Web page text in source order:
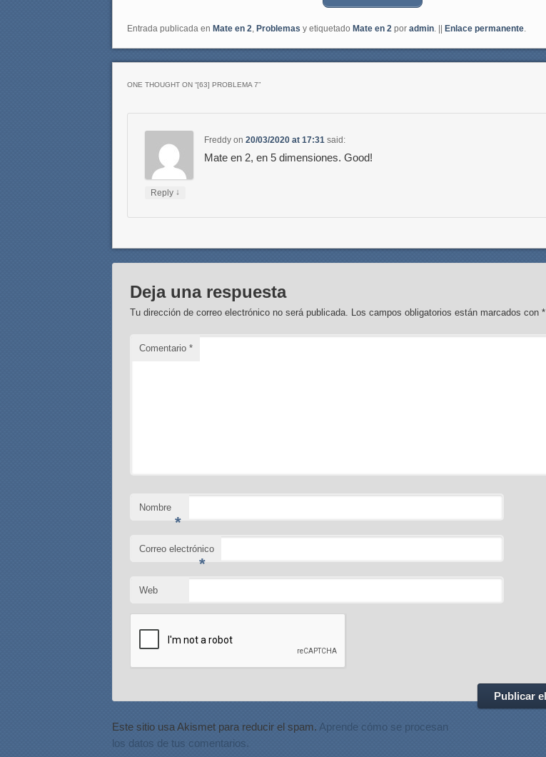
Entrada publicada en Mate en 2, Problemas y etiquetado Mate en 2 por admin. || Enlace permanente.
ONE THOUGHT ON “[63] PROBLEMA 7”
Freddy on20/03/2020 at 17:31 said:
Mate en 2, en 5 dimensiones. Good!
Reply ↓
Deja una respuesta
Tu dirección de correo electrónico no será publicada. Los campos obligatorios están marcados con*
Comentario*
Nombre
*
Correo electrónico
*
Web
Este sitio usa Akismet para reducir el spam. Aprende cómo se procesan
los datos de tus comentarios.